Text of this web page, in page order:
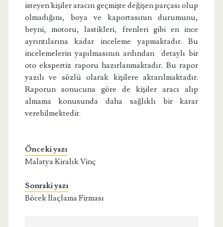
isteyen kişiler aracın geçmişte değişen parçası olup
olmadığını, boya ve kaportasının durumunu,
beyni, motoru, lastikleri, frenleri gibi en ince
ayrıntılarına kadar inceleme yapmaktadır. Bu
incelemelerin yapılmasının ardından detaylı bir
oto ekspertiz raporu hazırlanmaktadır. Bu rapor
yazılı ve sözlü olarak kişilere aktarılmaktadır.
Raporun sonucuna göre de kişiler aracı alıp
almama konusunda daha sağlıklı bir karar
verebilmektedir.
Önceki yazı
Malatya Kiralık Vinç
Sonraki yazı
Böcek İlaçlama Firması